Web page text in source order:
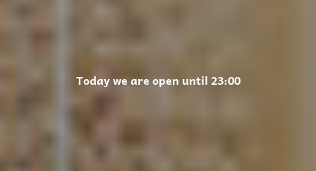
Today we are open until 23:00